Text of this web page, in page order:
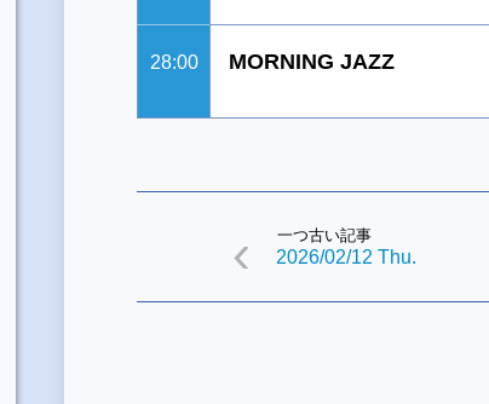
28:00 MORNING JAZZ
一つ古い記事
2026/02/12 Thu.